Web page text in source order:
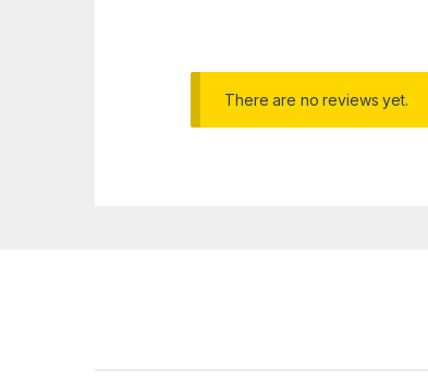
There are no reviews yet.